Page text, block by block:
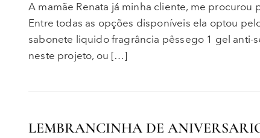
A mamãe Renata já minha cliente, me
Entre todas as opções disponíveis ela optou
sabonete liquido fragrância pêssego 1 gel
neste projeto, ou […]
LEMBRANCINHA DE